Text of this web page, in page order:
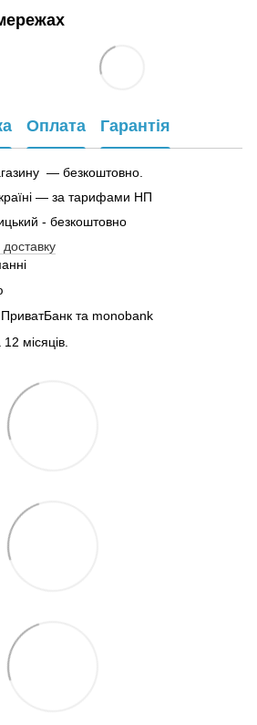
Оплата Гарантія
— безкоштовно.
— за тарифами НП
- безкоштовно
та monobank
місяців.